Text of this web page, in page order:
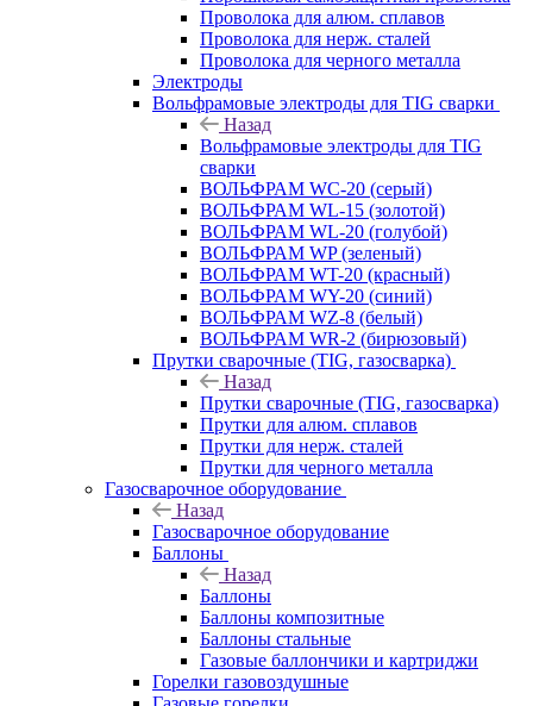
Проволока для алюм. сплавов
Проволока для нерж. сталей
Проволока для черного металла
Электроды
Вольфрамовые электроды для TIG сварки
Назад
Вольфрамовые электроды для TIG
сварки
ВОЛЬФРАМ WC-20 (серый)
ВОЛЬФРАМ WL-15 (золотой)
ВОЛЬФРАМ WL-20 (голубой)
ВОЛЬФРАМ WP (зеленый)
ВОЛЬФРАМ WT-20 (красный)
ВОЛЬФРАМ WY-20 (синий)
ВОЛЬФРАМ WZ-8 (белый)
ВОЛЬФРАМ WR-2 (бирюзовый)
Прутки сварочные (TIG, газосварка)
Назад
Прутки сварочные (TIG, газосварка)
Прутки для алюм. сплавов
Прутки для нерж. сталей
Прутки для черного металла
Газосварочное оборудование
Назад
Газосварочное оборудование
Баллоны
Назад
Баллоны
Баллоны композитные
Баллоны стальные
Газовые баллончики и картриджи
Горелки газовоздушные